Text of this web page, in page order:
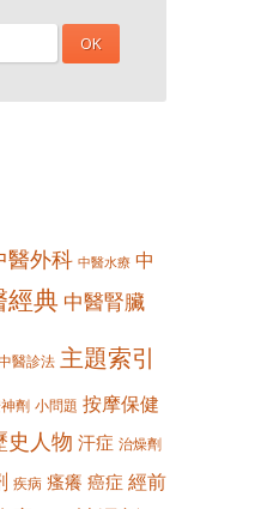
醫外科 中醫水療 中
經典 中醫腎臟
醫診法 主題索引
劑 小問題 按摩保健
史人物 汗症 治燥劑
疾病 瘙癢 癌症 經前